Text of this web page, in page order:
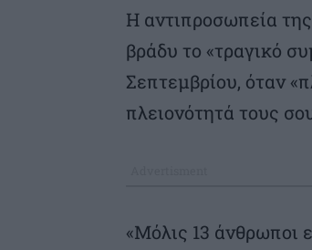
Η αντιπροσωπεία
βράδυ το «τραγικό
Σεπτεμβρίου, όταν
πλειονότητά τους
«Μόλις 13 άνθρωποι